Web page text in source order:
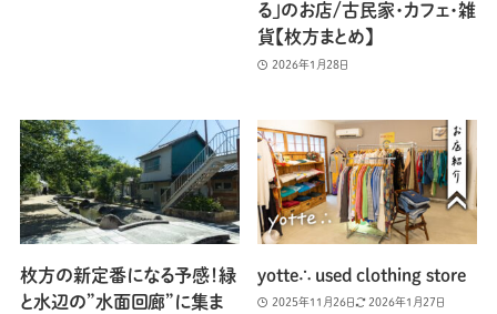
る」のお店/古民家・カフェ・雑
貨【枚方まとめ】
2026年1月28日
枚方の新定番になる予感！緑
と水辺の”水面回廊”に集ま
yotte∴ used clothing store
2025年11月26日 2026年1月27日